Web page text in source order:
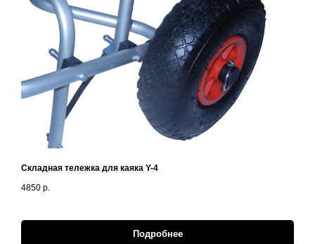
Складная тележка для каяка Y-4
4850 р.
Подробнее